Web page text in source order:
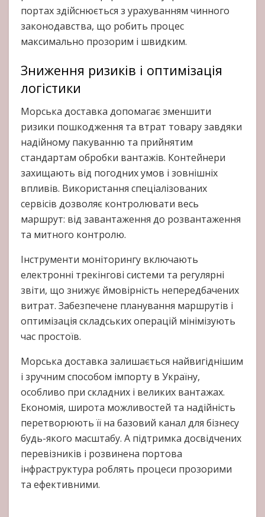
портах здійснюється з урахуванням чинного
законодавства, що робить процес
максимально прозорим і швидким.
Зниження ризиків і оптимізація
логістики
Морська доставка допомагає зменшити
ризики пошкодження та втрат товару завдяки
надійному пакуванню та прийнятим
стандартам обробки вантажів. Контейнери
захищають від погодних умов і зовнішніх
впливів. Використання спеціалізованих
сервісів дозволяє контролювати весь
маршрут: від завантаження до розвантаження
та митного контролю.
Інструменти моніторингу включають
електронні трекінгові системи та регулярні
звіти, що знижує ймовірність непередбачених
витрат. Забезпечене планування маршрутів і
оптимізація складських операцій мінімізують
час простоїв.
Морська доставка залишається найвигіднішим
і зручним способом імпорту в Україну,
особливо при складних і великих вантажах.
Економія, широта можливостей та надійність
перетворюють її на базовий канал для бізнесу
будь-якого масштабу. А підтримка досвідчених
перевізників і розвинена портова
інфраструктура роблять процеси прозорими
та ефективними.